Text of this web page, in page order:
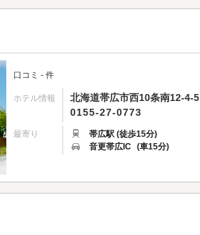
口コミ - 件
ホテル情報
北海道帯広市西10条南12-4-5
0155-27-0773
最寄り
帯広駅 (徒歩15分)
音更帯広IC (車15分)